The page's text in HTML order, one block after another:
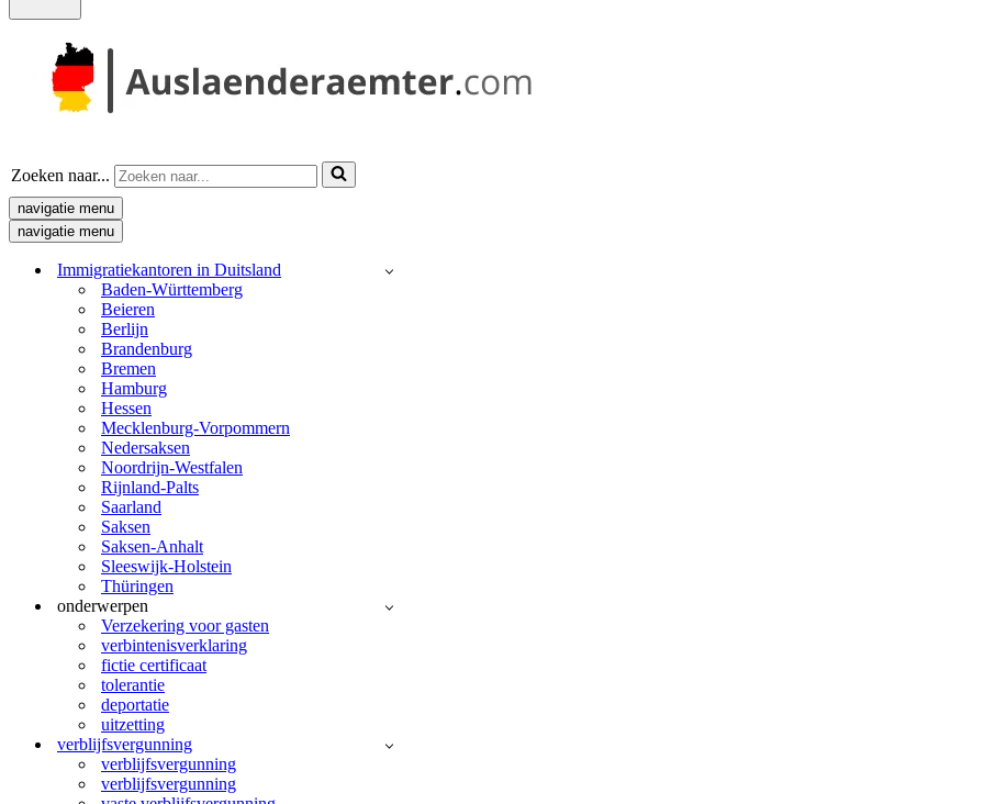
Zoeken naar...
navigatie menu
navigatie menu
Immigratiekantoren in Duitsland
Baden-Württemberg
Beieren
Berlijn
Brandenburg
Bremen
Hamburg
Hessen
Mecklenburg-Vorpommern
Nedersaksen
Noordrijn-Westfalen
Rijnland-Palts
Saarland
Saksen
Saksen-Anhalt
Sleeswijk-Holstein
Thüringen
onderwerpen
Verzekering voor gasten
verbintenisverklaring
fictie certificaat
tolerantie
deportatie
uitzetting
verblijfsvergunning
verblijfsvergunning
verblijfsvergunning